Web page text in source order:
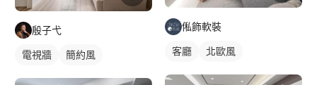
殷子弋
電視牆 簡約風
俬飾軟裝
客廳 北歐風